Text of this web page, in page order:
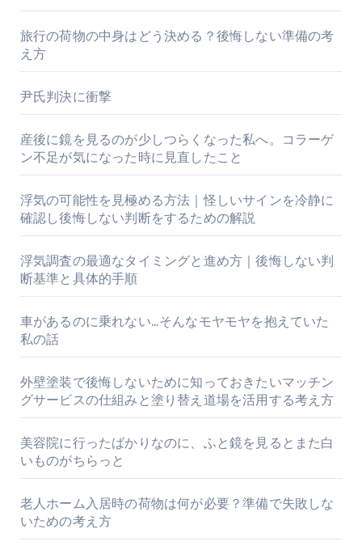
旅行の荷物の中身はどう決める？後悔しない準備の考
え方
尹氏判決に衝撃
産後に鏡を見るのが少しつらくなった私へ。コラーゲ
ン不足が気になった時に見直したこと
浮気の可能性を見極める方法｜怪しいサインを冷静に
確認し後悔しない判断をするための解説
浮気調査の最適なタイミングと進め方｜後悔しない判
断基準と具体的手順
車があるのに乗れない…そんなモヤモヤを抱えていた
私の話
外壁塗装で後悔しないために知っておきたいマッチン
グサービスの仕組みと塗り替え道場を活用する考え方
美容院に行ったばかりなのに、ふと鏡を見るとまた白
いものがちらっと
老人ホーム入居時の荷物は何が必要？準備で失敗しな
いための考え方